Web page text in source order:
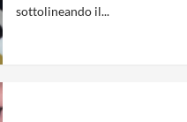
sottolineando il...